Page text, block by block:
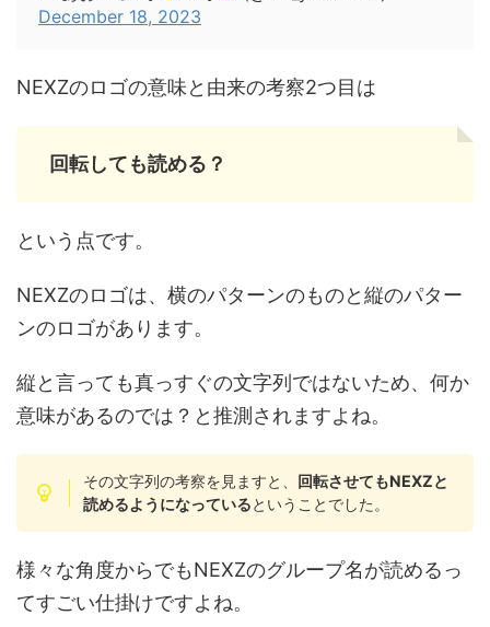
December 18, 2023
NEXZのロゴの意味と由来の考察2つ目は
回転しても読める？
という点です。
NEXZのロゴは、横のパターンのものと縦のパター
ンのロゴがあります。
縦と言っても真っすぐの文字列ではないため、何か
意味があるのでは？と推測されますよね。
その文字列の考察を見ますと、 回転させてもNEXZと
読めるようになっているということでした。
様々な角度からでもNEXZのグループ名が読めるっ
てすごい仕掛けですよね。